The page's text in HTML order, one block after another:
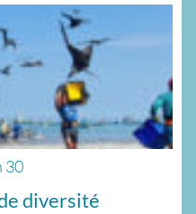
30
diversité